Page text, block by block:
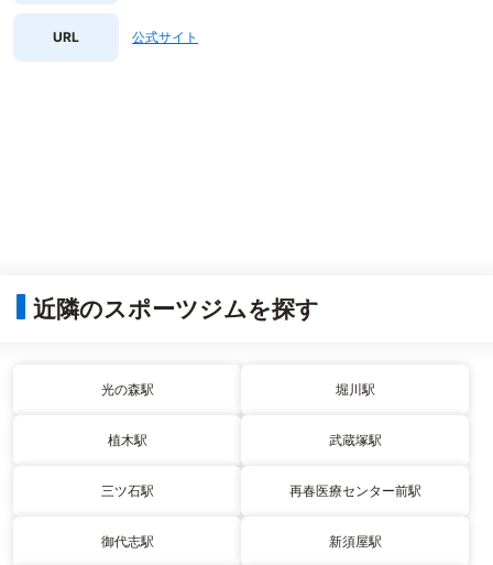
URL 公式サイト
近隣のスポーツジムを探す
光の森駅 堀川駅
植木駅 武蔵塚駅
三ツ石駅 再春医療センター前駅
御代志駅 新須屋駅